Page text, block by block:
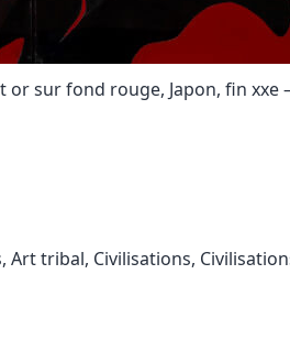
sur fond rouge, Japon, fin xxe
, Art tribal, Civilisations,